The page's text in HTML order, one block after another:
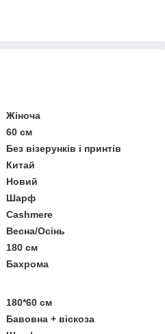
Жіноча
60 см
Без візерунків і принтів
Китай
Новий
Шарф
Cashmere
Весна/Осінь
180 см
Бахрома
180*60 см
Бавовна + віскоза